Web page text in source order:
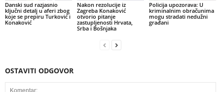
Danski sud razjasnio
ključni detalj u aferi zbog
koje se prepiru Turković i
Konaković
Nakon rezolucije iz
Zagreba Konaković
otvorio pitanje
zastupljenosti Hrvata,
Srba i Bošnjaka
Policija upozorava: U
kriminalnim obračunima
mogu stradati nedužni
građani
OSTAVITI ODGOVOR